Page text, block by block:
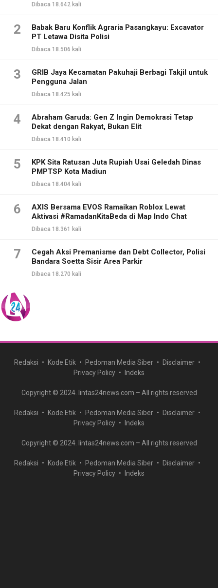
Dibaca 18.642 kali
2
Babak Baru Konflik Agraria Pasangkayu: Excavator
PT Letawa Disita Polisi
Dibaca 18.506 kali
3
GRIB Jaya Kecamatan Pakuhaji Berbagi Takjil untuk
Pengguna Jalan
Dibaca 18.425 kali
4
Abraham Garuda: Gen Z Ingin Demokrasi Tetap
Dekat dengan Rakyat, Bukan Elit
Dibaca 18.410 kali
5
KPK Sita Ratusan Juta Rupiah Usai Geledah Dinas
PMPTSP Kota Madiun
Dibaca 18.404 kali
6
AXIS Bersama EVOS Ramaikan Roblox Lewat
Aktivasi #RamadanKitaBeda di Map Indo Chat
Dibaca 18.361 kali
7
Cegah Aksi Premanisme dan Debt Collector, Polisi
Bandara Soetta Sisir Area Parkir
Dibaca 18.270 kali
Redaksi Kode Etik Pedoman Media Siber
Disclaimer
Privacy Policy
Indeks
Copyright © 2024. lintas24news.com – All rights reserved
Redaksi Kode Etik Pedoman Media Siber
Disclaimer
Privacy Policy
Indeks
Copyright © 2024. lintas24news.com – All rights reserved
Redaksi Kode Etik Pedoman Media Siber
Disclaimer
Privacy Policy
Indeks